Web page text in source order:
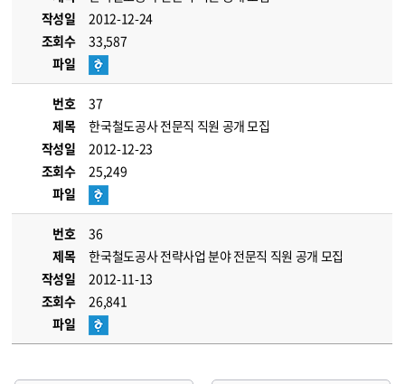
작성일
2012-12-24
조회수
33,587
파일
번호
37
제목
한국철도공사 전문직 직원 공개 모집
작성일
2012-12-23
조회수
25,249
파일
번호
36
제목
한국철도공사 전략사업 분야 전문직 직원 공개 모집
작성일
2012-11-13
조회수
26,841
파일